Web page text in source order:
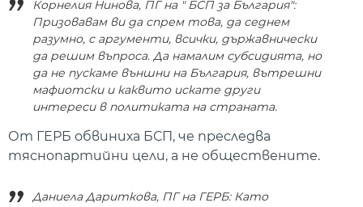
Корнелия Нинова, ПГ на " БСП за България":
Призовавам ви да спрем това, да седнем
разумно, с аргументи, всички, държавнически
да решим въпроса. Да намалим субсидията, но
да не пускаме външни на България, вътрешни
мафиотски и каквито искате други
интереси в политиката на страната.
От ГЕРБ обвиниха БСП, че преследва
тяснопартийни цели, а не обществените.
Даниела Дариткова, ПГ на ГЕРБ: Като